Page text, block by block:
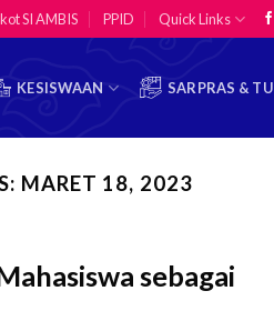
SI AMBIS PPID Quick Links
KESISWAAN SARPRAS & TU
MARET 18, 2023
sebagai